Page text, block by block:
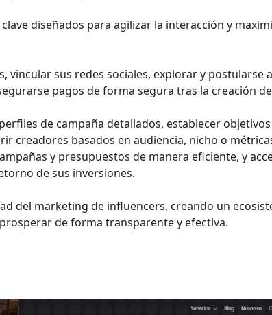
diseñados para agilizar la interacción y
vincular sus redes sociales, explorar y postularse a
pagos de forma segura tras la creación
de campaña detallados, establecer objetivos
creadores basados en audiencia, nicho o
y presupuestos de manera eficiente, y
de sus inversiones.
del marketing de influencers, creando un
de forma transparente y efectiva.